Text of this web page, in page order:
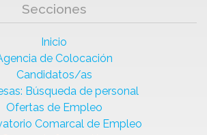
Secciones
Inicio
de Colocación
Candidatos/as
Búsqueda de personal
Ofertas de Empleo
Comarcal de Empleo